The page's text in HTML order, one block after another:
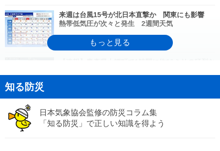
来週は台風15号が北日本直撃か 関東にも影響
熱帯低気圧が次々と発生 2週間天気
08/08(土)18:41
【速報】岩手県盛岡市で1時間に約100ミリの猛烈
な雨 「記録的短時間大雨」発表
知る防災
日本気象協会監修の防災コラム集
「知る防災」で正しい知識を得よう